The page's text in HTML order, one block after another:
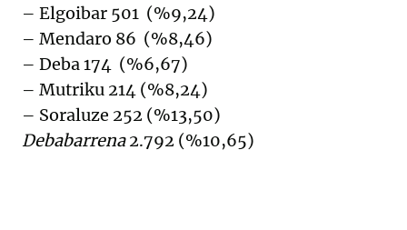
– Elgoibar 501 (%9,24)
– Mendaro 86 (%8,46)
– Deba 174 (%6,67)
– Mutriku 214 (%8,24)
– Soraluze 252 (%13,50)
Debabarrena2.792 (%10,65)